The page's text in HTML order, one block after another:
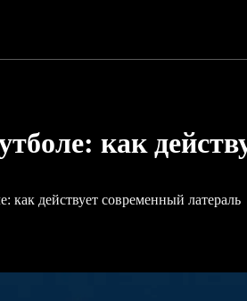
как
как действует современный латераль